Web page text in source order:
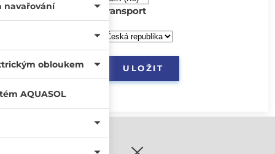
transport
navařování
obloukem
AQUASOL